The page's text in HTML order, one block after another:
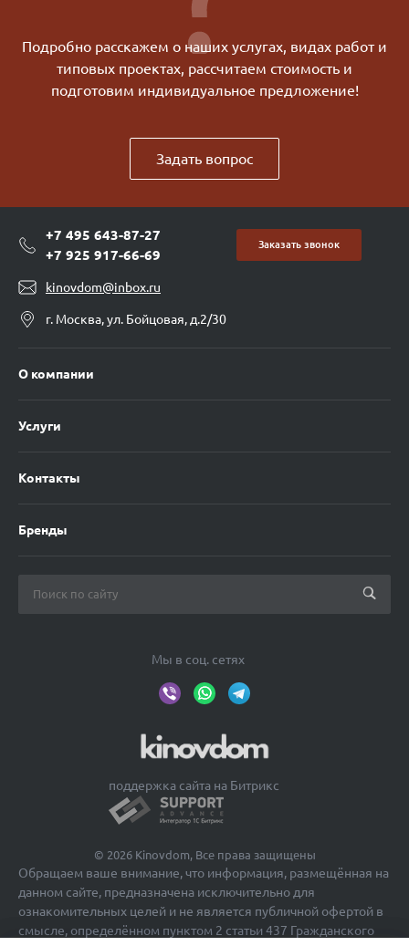
Подробно расскажем о наших услугах, видах работ и
типовых проектах, рассчитаем стоимость и
подготовим индивидуальное предложение!
Задать вопрос
+7 495 643-87-27
+7 925 917-66-69
Заказать звонок
kinovdom@inbox.ru
г. Москва, ул. Бойцовая, д.2/30
О компании
Услуги
Контакты
Бренды
Мы в соц. сетях
© 2026 Kinovdom, Все права защищены
поддержка сайта на Битрикс
Обращаем ваше внимание, что информация, размещённая на
данном сайте, предназначена исключительно для
ознакомительных целей и не является публичной офертой в
смысле, определённом пунктом 2 статьи 437 Гражданского